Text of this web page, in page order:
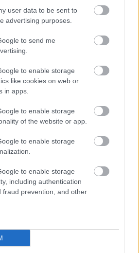
user data to be sent to
advertising purposes.
to send me
to enable storage
like cookies on web or
in apps.
to enable storage
of the website or app.
to enable storage
to enable storage
including authentication
fraud prevention, and other
ostatnie mecze obu drużyn oraz statystyki
- relacja, wynik na żywo,
- LKS Golcowa znajdziesz na naszej stronie
Jeżeli szukasz informacji meczowych, zajrzyj
Golcowa - wynik, składy, strzelcy
dostępna jest
albo innych spotkań Krosno > Klasa A,
takie informacje na naszym portalu. Możliwe
się stream online z tego pojedynku. Śledź
Rzeszów |ITA TOOLS Stal Mielec
| Texom Stal Rzeszów|Stal Mielec
| Stal Stalowa Wola|Wisła Kraków
Kraków
Transmisje